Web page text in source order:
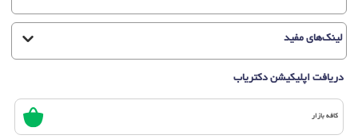
لینک‌های مفید
دریافت اپلیکیشن دکتریاب
کافه بازار